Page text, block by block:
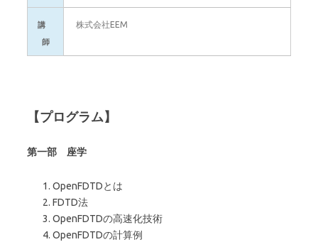
講
師
株式会社EEM
【プログラム】
第一部 座学
OpenFDTDとは
FDTD法
OpenFDTDの高速化技術
OpenFDTDの計算例